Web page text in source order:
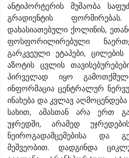
ანტიპორტერის მუშაობა
გრადიენტის
დახასიათებული ქოლინის,
ფოსფორილირებული
გარკვეული ეტაპები,
აზოტის ცვლის
პირველად იყო
ინფორმაცია ცენტრალურ
ინახება და კვლავ
სახით, ამასთან არა ერთ
უჯრედში, არამედ
ნეიროგადამცემებისა და
მეშვეობით. დადგინდა